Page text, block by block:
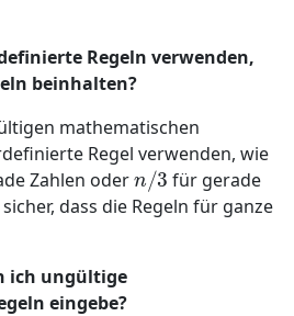
Regeln verwenden,
beinhalten?
mathematischen
Regel verwenden, wie
Zahlen oder
n/3
für gerade
dass die Regeln für ganze
ich ungültige
eingebe?